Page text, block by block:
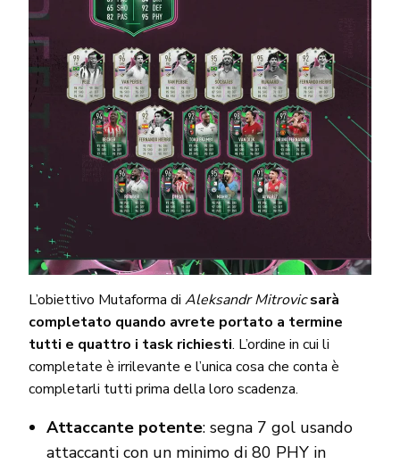
L’obiettivo Mutaforma diAleksandr Mitrovic sarà
completato quando avrete portato a termine
tutti e quattro i task richiesti. L’ordine in cui li
completate è irrilevante e l’unica cosa che conta è
completarli tutti prima della loro scadenza.
Attaccante potente: segna 7 gol usando
attaccanti con un minimo di 80 PHY in